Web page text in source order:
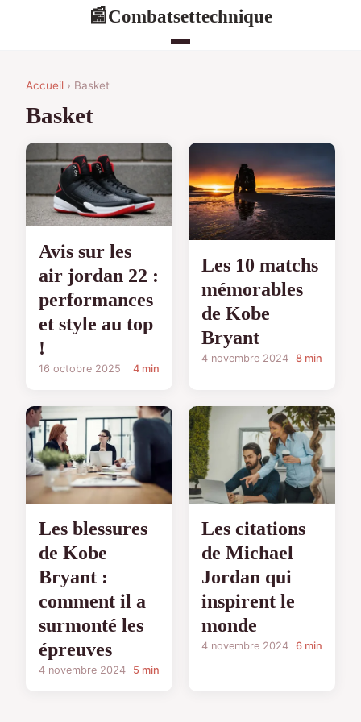
📰Combatsettechnique
Accueil › Basket
Basket
Avis sur les
air jordan 22 :
performances
et style au top
!
16 octobre 2025 4 min
Les 10 matchs
mémorables
de Kobe
Bryant
4 novembre 2024 8 min
Les blessures
de Kobe
Bryant :
comment il a
surmonté les
épreuves
4 novembre 2024 5 min
Les citations
de Michael
Jordan qui
inspirent le
monde
4 novembre 2024 6 min